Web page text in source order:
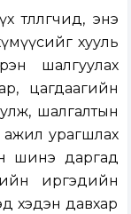
энэ
хууль
шалгуулах
цагдаагийн
шалгалтын
урагшлах
шинэ даргад
иргэдийн
хэдэн давхар